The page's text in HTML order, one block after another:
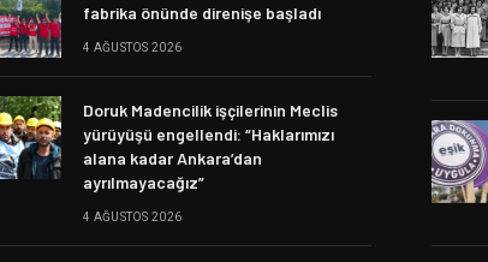
fabrika önünde direnişe başladı
4 AĞUSTOS 2026
Doruk Madencilik işçilerinin Meclis
yürüyüşü engellendi: “Haklarımızı
alana kadar Ankara’dan
ayrılmayacağız”
4 AĞUSTOS 2026